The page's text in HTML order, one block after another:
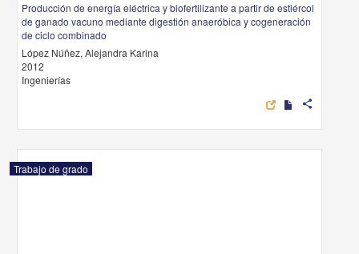
Producción de energía eléctrica y biofertilizante a partir de estiércol
de ganado vacuno mediante digestión anaeróbica y cogeneración
de ciclo combinado
López Núñez, Alejandra Karina
2012
Ingenierías
share
Trabajo de grado